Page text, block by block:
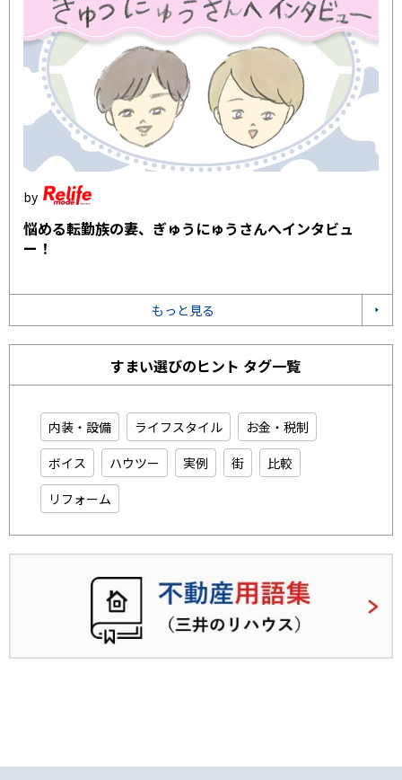
悩める転勤族の妻、ぎゅうにゅうさんへインタビュ
ー！
もっと見る
すまい選びのヒント タグ一覧
内装・設備 ライフスタイル
お金・税制
ボイス
ハウツー 実例 街
比較
リフォーム